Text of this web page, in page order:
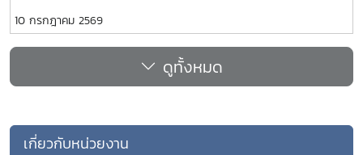
ศาสตราจารย์ ดร.รสริน โอสถานันต์กุล คณะเศรษฐศาสตร์
มหาวิทยาลัยเชียงใหม่ เป็นประธานกรรมการประเมิน ร่วมให้ข้อ
เสนอแนะเชิงสร้างสรรค์ เพื่อขับเคลื่อนการพัฒนาคุณภาพการ
ศึกษาและการบริหารจัดการของวิทยาลัยบริหารศาสตร์สู่ความเป็น
ห้องประชุมราชสีห์ วิทยาลัยบริหารศาสตร์ มหาวิทยาลัยแม่โจ้
10 กรกฎาคม 2569
ดูทั้งหมด
เกี่ยวกับหน่วยงาน